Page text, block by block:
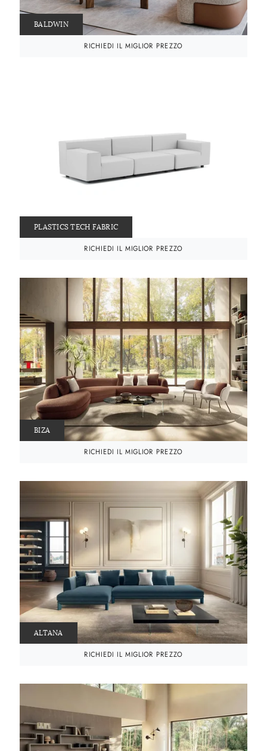
BALDWIN
RICHIEDI IL MIGLIOR PREZZO
PLASTICS TECH FABRIC
RICHIEDI IL MIGLIOR PREZZO
BIZA
RICHIEDI IL MIGLIOR PREZZO
ALTANA
RICHIEDI IL MIGLIOR PREZZO